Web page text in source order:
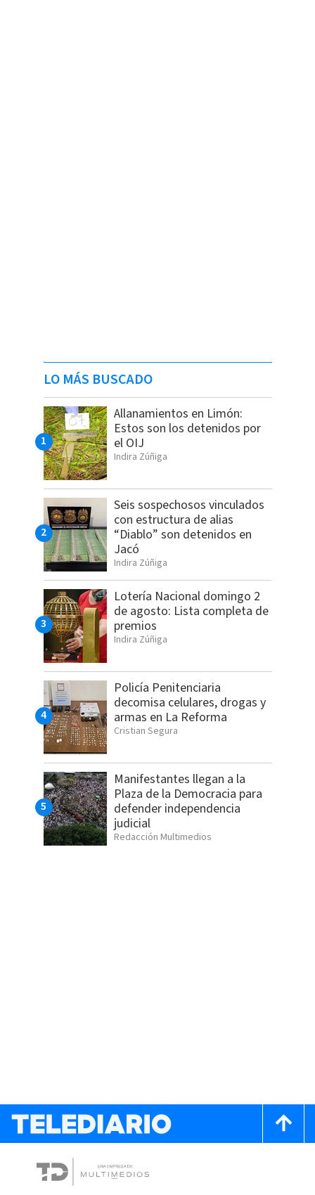
LO MÁS BUSCADO
Allanamientos en Limón:
Estos son los detenidos por
el OIJ
Indira Zúñiga
Seis sospechosos vinculados
con estructura de alias
“Diablo” son detenidos en
Jacó
Indira Zúñiga
Lotería Nacional domingo 2
de agosto: Lista completa de
premios
Indira Zúñiga
Policía Penitenciaria
decomisa celulares, drogas y
armas en La Reforma
Cristian Segura
Manifestantes llegan a la
Plaza de la Democracia para
defender independencia
judicial
Redacción Multimedios